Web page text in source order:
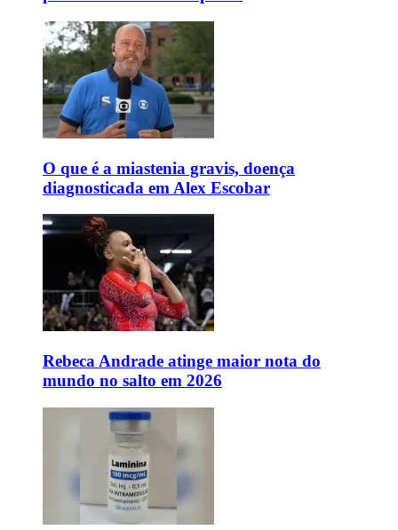
O que é a miastenia gravis, doença
diagnosticada em Alex Escobar
Rebeca Andrade atinge maior nota do
mundo no salto em 2026